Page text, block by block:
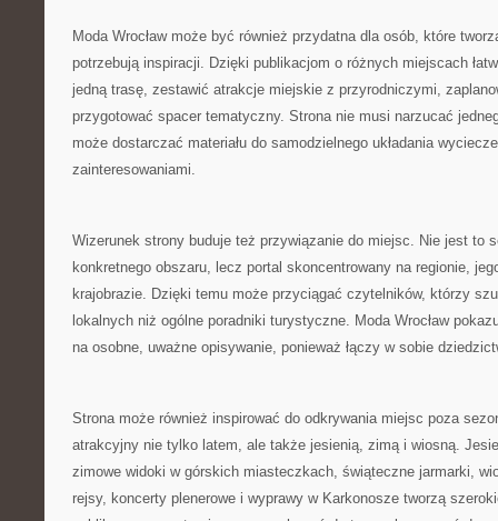
Moda Wrocław może być również przydatna dla osób, które
potrzebują inspiracji. Dzięki publikacjom o różnych miejscach
jedną trasę, zestawić atrakcje miejskie z przyrodniczymi,
przygotować spacer tematyczny. Strona nie musi narzucać
może dostarczać materiału do samodzielnego układania
zainteresowaniami.
Wizerunek strony buduje też przywiązanie do miejsc. Nie jest to
konkretnego obszaru, lecz portal skoncentrowany na regionie,
krajobrazie. Dzięki temu może przyciągać czytelników, którzy
lokalnych niż ogólne poradniki turystyczne. Moda Wrocław
na osobne, uważne opisywanie, ponieważ łączy w sobie
Strona może również inspirować do odkrywania miejsc poza
atrakcyjny nie tylko latem, ale także jesienią, zimą i wiosną.
zimowe widoki w górskich miasteczkach, świąteczne jarmarki,
rejsy, koncerty plenerowe i wyprawy w Karkonosze tworzą